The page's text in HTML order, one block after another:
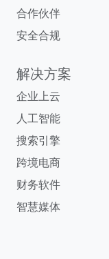
合作伙伴
安全合规
解决方案
企业上云
人工智能
搜索引擎
跨境电商
财务软件
智慧媒体